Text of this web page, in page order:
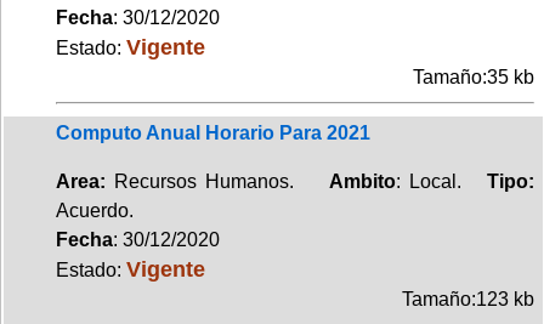
Fecha: 30/12/2020
Estado: Vigente
Tamaño:35 kb
Computo Anual Horario Para 2021
Area: Recursos Humanos. Ambito: Local.Tipo:
Acuerdo.
Fecha: 30/12/2020
Estado: Vigente
Tamaño:123 kb